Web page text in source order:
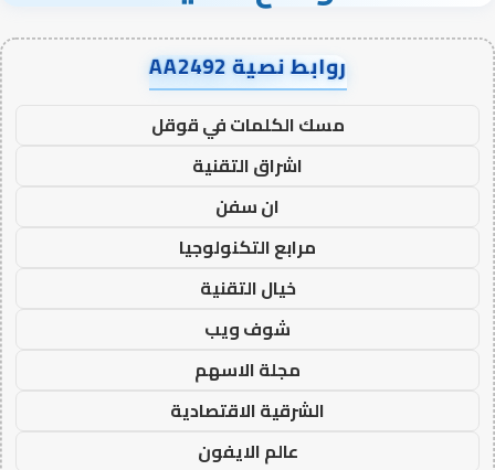
روابط نصية AA2492
مسك الكلمات في قوقل
اشراق التقنية
ان سفن
مرابع التكنولوجيا
خيال التقنية
شوف ويب
مجلة الاسهم
الشرقية الاقتصادية
عالم الايفون